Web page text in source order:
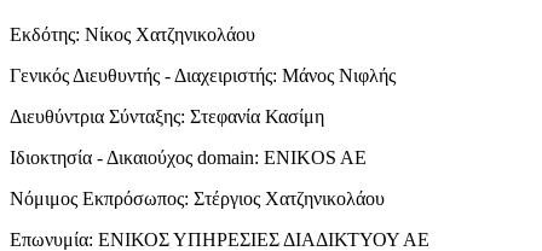
Εκδότης: Νίκος Χατζηνικολάου
Γενικός Διευθυντής - Διαχειριστής: Μάνος Νιφλής
Διευθύντρια Σύνταξης: Στεφανία Κασίμη
Ιδιοκτησία - Δικαιούχος domain: ENIKOS AE
Νόμιμος Εκπρόσωπος: Στέργιος Χατζηνικολάου
Επωνυμία: ΕΝΙΚΟΣ ΥΠΗΡΕΣΙΕΣ ΔΙΑΔΙΚΤΥΟΥ ΑΕ